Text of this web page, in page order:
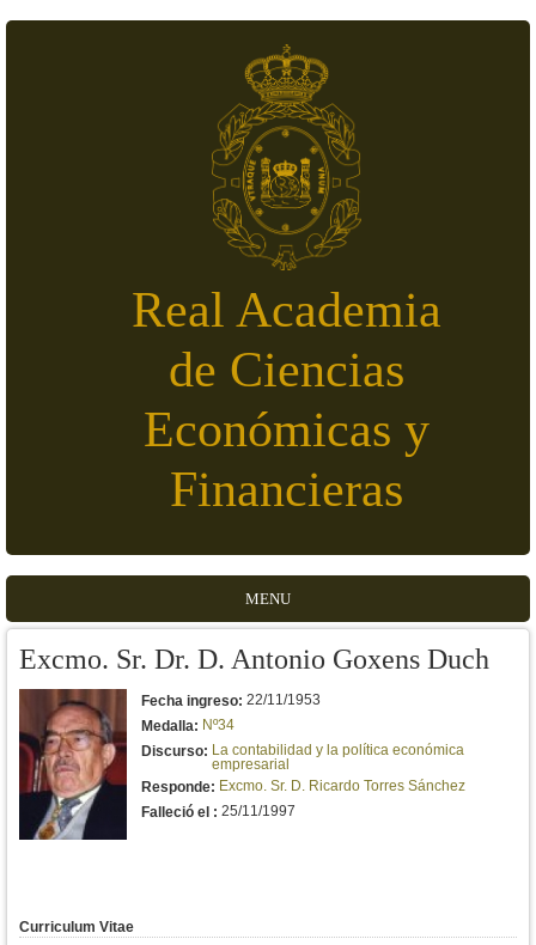
Real Academia
de Ciencias
Económicas y
Financieras
MENU
Excmo. Sr. Dr. D. Antonio Goxens Duch
Fecha ingreso: 22/11/1953
Medalla: Nº34
Discurso: La contabilidad y la política económica
empresarial
Responde: Excmo. Sr. D. Ricardo Torres Sánchez
Falleció el : 25/11/1997
Curriculum Vitae